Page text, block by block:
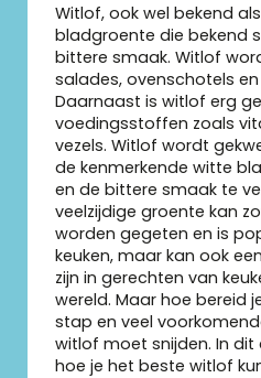
Witlof, ook wel bekend
bladgroente die bekend
bittere smaak. Witlof
salades, ovenschotels
Daarnaast is witlof erg
voedingsstoffen zoals
vezels. Witlof wordt
de kenmerkende witte
en de bittere smaak te
veelzijdige groente kan
worden gegeten en is
keuken, maar kan ook
zijn in gerechten van
wereld. Maar hoe bereid
stap en veel
witlof moet snijden. In dit
hoe je het beste witlof